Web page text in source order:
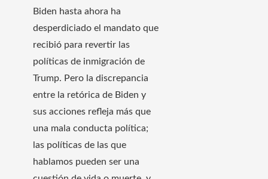
Biden hasta ahora ha
desperdiciado el mandato que
recibió para revertir las
políticas de inmigración de
Trump. Pero la discrepancia
entre la retórica de Biden y
sus acciones refleja más que
una mala conducta política;
las políticas de las que
hablamos pueden ser una